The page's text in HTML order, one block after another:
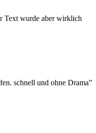
Text wurde aber wirklich
schnell und ohne Drama”